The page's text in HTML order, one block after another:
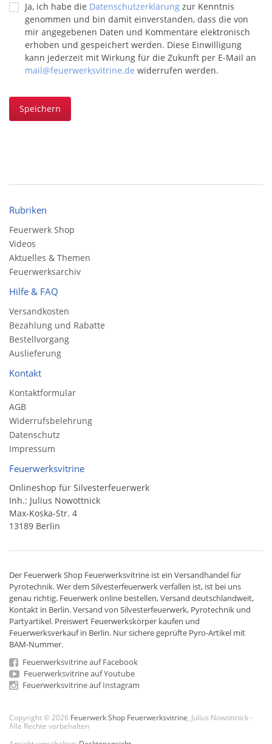
Ja, ich habe die Datenschutzerklärung zur Kenntnis
genommen und bin damit einverstanden, dass die von
mir angegebenen Daten und Kommentare elektronisch
erhoben und gespeichert werden. Diese Einwilligung
kann jederzeit mit Wirkung für die Zukunft per E-Mail an
mail@feuerwerksvitrine.de widerrufen werden.
Speichern
Rubriken
Feuerwerk Shop
Videos
Aktuelles & Themen
Feuerwerksarchiv
Hilfe & FAQ
Versandkosten
Bezahlung und Rabatte
Bestellvorgang
Auslieferung
Kontakt
Kontaktformular
AGB
Widerrufsbelehrung
Datenschutz
Impressum
Feuerwerksvitrine
Onlineshop für Silvesterfeuerwerk
Inh.: Julius Nowottnick
Max-Koska-Str. 4
13189 Berlin
Der Feuerwerk Shop Feuerwerksvitrine ist ein Versandhandelfür
Pyrotechnik. Wer dem Silvesterfeuerwerk verfallen ist, ist bei uns
genau richtig. Feuerwerk online bestellen,Versand deutschlandweit,
Kontakt in Berlin. Versand von Silvesterfeuerwerk, Pyrotechnik und
Partyartikel. Preiswert Feuerwerkskörper kaufen und
Feuerwerksverkauf in Berlin. Nur sichere geprüfte Pyro-Artikel mit
BAM-Nummer.
Feuerwerksvitrine auf Facebook
Feuerwerksvitrine auf Youtube
Feuerwerksvitrine auf Instagram
Copyright © 2026 Feuerwerk Shop Feuerwerksvitrine , Julius Nowottnick -
Alle Rechte vorbehalten